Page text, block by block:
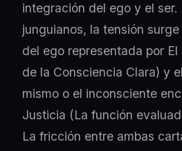
integración del ego y el ser.
junguianos, la tensión
del ego representada por
de la Consciencia Clara) y
mismo o el inconsciente
Justicia (La función
La fricción entre ambas